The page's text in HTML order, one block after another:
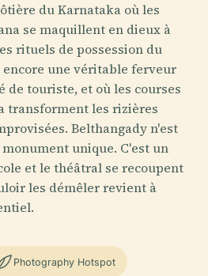
du Karnataka où les
se maquillent en dieux à
rituels de possession du
une véritable ferveur
touriste, et où les courses
transforment les rizières
Belthangady n'est
unique. C'est un
et le théâtral se recoupent
les démêler revient à
Photography Hotspot